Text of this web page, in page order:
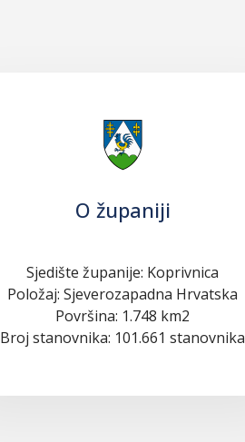
O županiji
Sjedište županije: Koprivnica
Položaj: Sjeverozapadna Hrvatska
Površina: 1.748 km2
Broj stanovnika: 101.661 stanovnika